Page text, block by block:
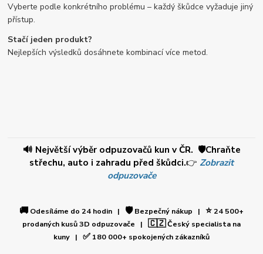
Vyberte podle konkrétního problému – každý škůdce vyžaduje jiný
přístup.
Stačí jeden produkt?
Nejlepších výsledků dosáhnete kombinací více metod.
🔊 Největší výběr odpuzovačů kun v ČR. 🛡️Chraňte
střechu, auto i zahradu před škůdci.👉 Zobrazit
odpuzovače
🚚 Odesíláme do 24 hodin | 🛡️Bezpečný nákup | ⭐24 500+
prodaných kusů 3D odpuzovače | 🇨🇿Český specialista na
kuny | ✅ 180 000+ spokojených zákazníků